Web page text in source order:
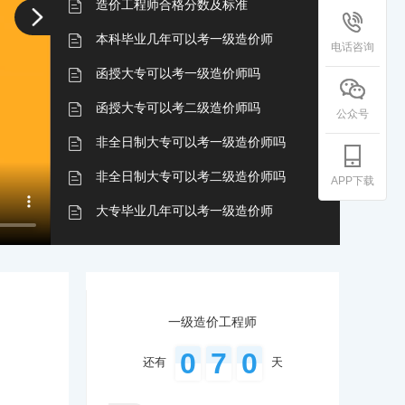
造价工程师合格分数及标准
本科毕业几年可以考一级造价师
函授大专可以考一级造价师吗
函授大专可以考二级造价师吗
非全日制大专可以考一级造价师吗
非全日制大专可以考二级造价师吗
大专毕业几年可以考一级造价师
非全日制本科可以考一级造价师吗
自考大专可以考一级造价师吗
一级造价工程师
还有 0 7 0 天
电话咨询
公众号
APP下载